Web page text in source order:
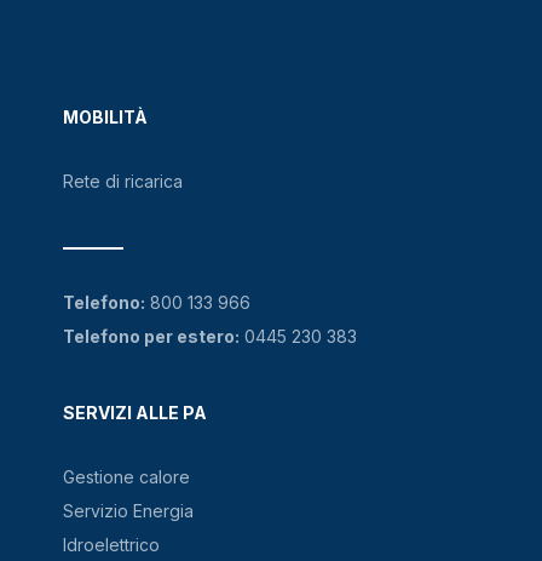
MOBILITÀ
Rete di ricarica
SERVIZI ALLE PA
Gestione calore
Servizio Energia
Idroelettrico
Telefono: 800 133 966
Telefono per estero: 0445 230 383